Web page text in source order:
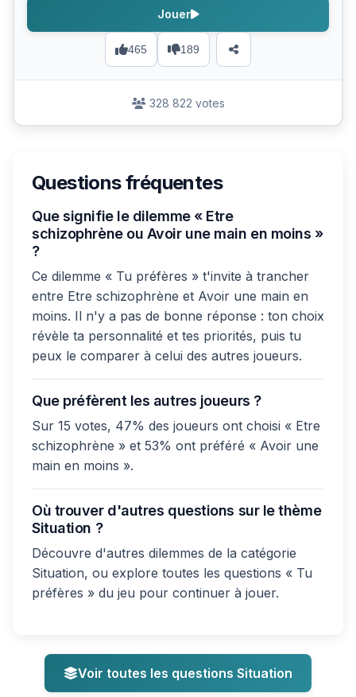
465 189
Jouer
328 822 votes
Questions fréquentes
Que signifie le dilemme « Etre
schizophrène ou Avoir une main en moins »
?
Ce dilemme « Tu préfères » t'invite à trancher
entre Etre schizophrène et Avoir une main en
moins. Il n'y a pas de bonne réponse : ton choix
révèle ta personnalité et tes priorités, puis tu
peux le comparer à celui des autres joueurs.
Que préfèrent les autres joueurs ?
Sur 15 votes, 47% des joueurs ont choisi « Etre
schizophrène » et 53% ont préféré « Avoir une
main en moins ».
Où trouver d'autres questions sur le thème
Situation ?
Découvre d'autres dilemmes de la catégorie
Situation, ou explore toutes les questions « Tu
préfères » du jeu pour continuer à jouer.
Voir toutes les questions Situation